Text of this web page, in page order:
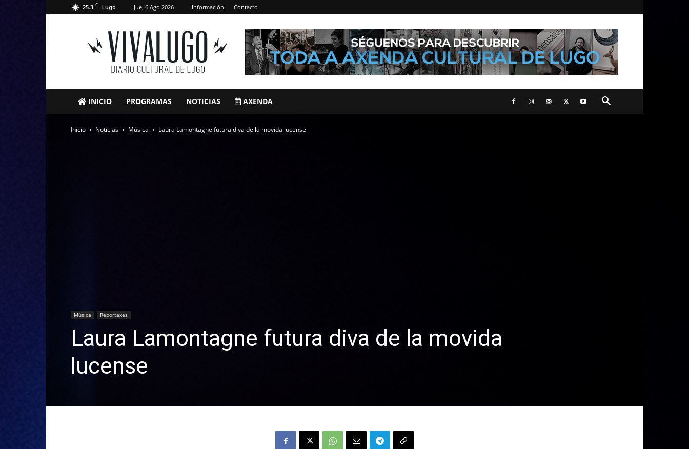
25.3 C Lugo Jue, 6 Ago 2026 Información Contacto
VivaLugo
INICIO PROGRAMAS NOTICIAS AXENDA
Inicio Noticias Música Laura Lamontagne futura diva de la movida lucense
Música Reportaxes
Laura Lamontagne futura diva de la movida
lucense